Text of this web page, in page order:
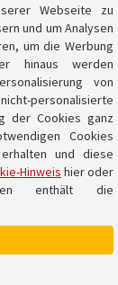
Webseite zu
und um Analysen
um die Werbung
hinaus werden
von
personalisierte
der Cookies ganz
Cookies
und diese
Hinweis hier oder
enthält die